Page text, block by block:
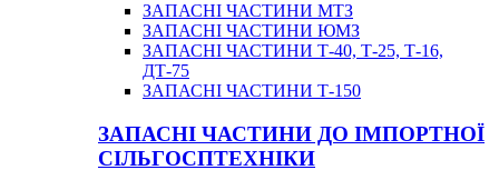
ЗАПАСНІ ЧАСТИНИ МТЗ
ЗАПАСНІ ЧАСТИНИ ЮМЗ
ЗАПАСНІ ЧАСТИНИ Т-40, Т-25, Т-16,
ДТ-75
ЗАПАСНІ ЧАСТИНИ Т-150
ЗАПАСНІ ЧАСТИНИ ДО ІМПОРТНОЇ
СІЛЬГОСПТЕХНІКИ